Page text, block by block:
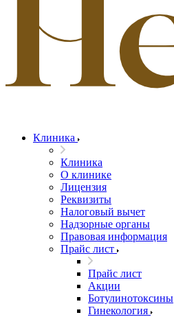
Клиника
Клиника
О клинике
Лицензия
Реквизиты
Налоговый вычет
Надзорные органы
Правовая информация
Прайс лист
Прайс лист
Акции
Ботулинотоксины
Гинекология